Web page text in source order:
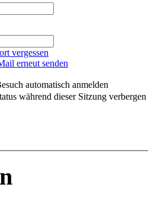
vergessen
erneut senden
automatisch anmelden
während dieser Sitzung verbergen